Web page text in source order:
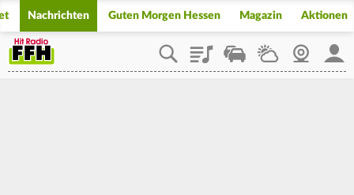
Nachrichten Guten Morgen Hessen Magazin Aktionen
PlaylistStaupilotWetterWebcam